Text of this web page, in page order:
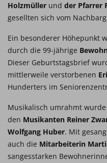
Holzmüller und der Pfarrer
gesellten sich vom
Ein besonderer Höhepunkt
durch die 99-jährige
Dieser Geburtstagsbrief
mittlerweile verstorbenen
Hunderters im
Musikalisch umrahmt
den Musikanten Reiner
Wolfgang Huber. Mit
auch die Mitarbeiterin
sangesstarken